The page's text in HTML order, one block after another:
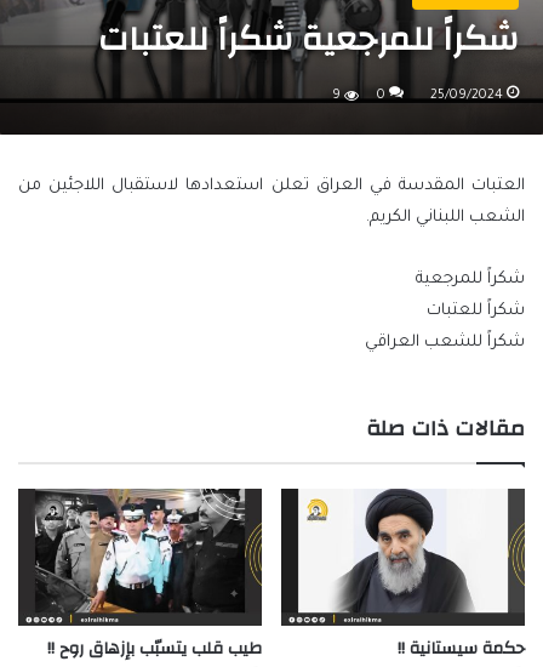
شكراً للمرجعية شكراً للعتبات
25/09/2024
0
9
العتبات المقدسة في العراق تعلن استعدادها لاستقبال اللاجئين من
الشعب اللبناني الكريم.
شكراً للمرجعية
شكراً للعتبات
شكراً للشعب العراقي
مقالات ذات صلة
حكمة سيستانية !! طيب قلب يتسبّب بإزهاق روح !!